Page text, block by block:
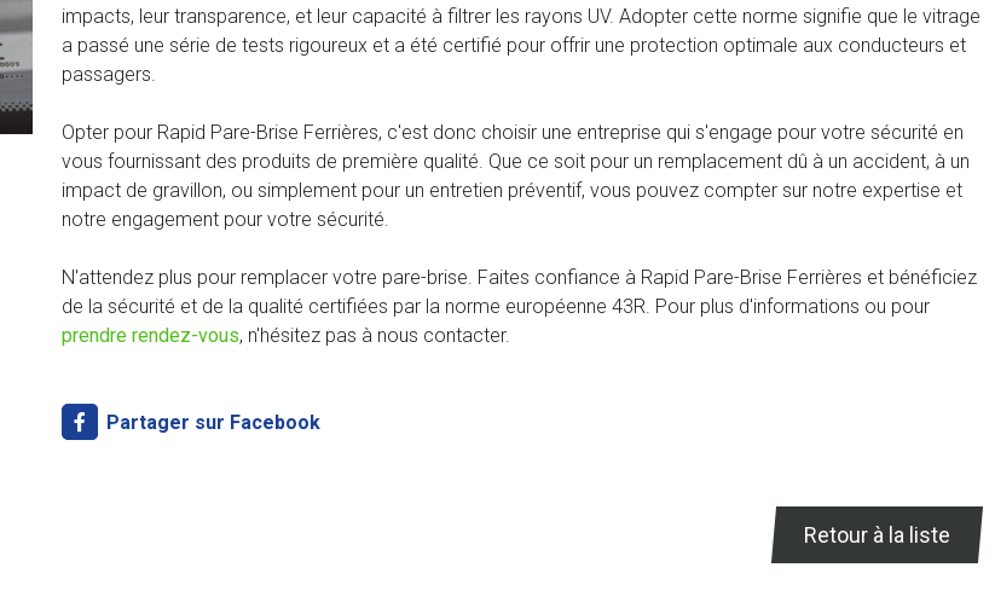
impacts, leur transparence, et leur capacité à filtrer les rayons UV. Adopter cette norme signifie que le vitrage
a passé une série de tests rigoureux et a été certifié pour offrir une protection optimale aux conducteurs et
passagers.
Opter pour Rapid Pare-Brise Ferrières, c'est donc choisir une entreprise qui s'engage pour votre sécurité en
vous fournissant des produits de première qualité. Que ce soit pour un remplacement dû à un accident, à un
impact de gravillon, ou simplement pour un entretien préventif, vous pouvez compter sur notre expertise et
notre engagement pour votre sécurité.
N'attendez plus pour remplacer votre pare-brise. Faites confiance à Rapid Pare-Brise Ferrières et bénéficiez
de la sécurité et de la qualité certifiées par la norme européenne 43R. Pour plus d'informations ou pour
prendre rendez-vous, n'hésitez pas à nous contacter.
Partager sur Facebook
Retour à la liste